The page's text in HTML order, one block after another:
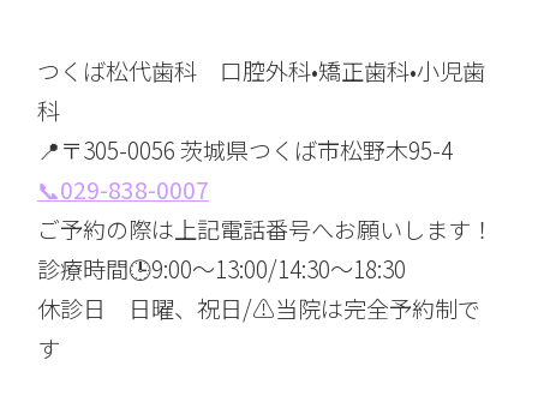
つくば松代歯科 口腔外科•矯正歯科•小児歯
科
📍〒305-0056 茨城県つくば市松野木95-4
📞029-838-0007
ご予約の際は上記電話番号へお願いします！
診療時間🕒9:00〜13:00/14:30〜18:30
休診日 日曜、祝日/⚠️当院は完全予約制で
す